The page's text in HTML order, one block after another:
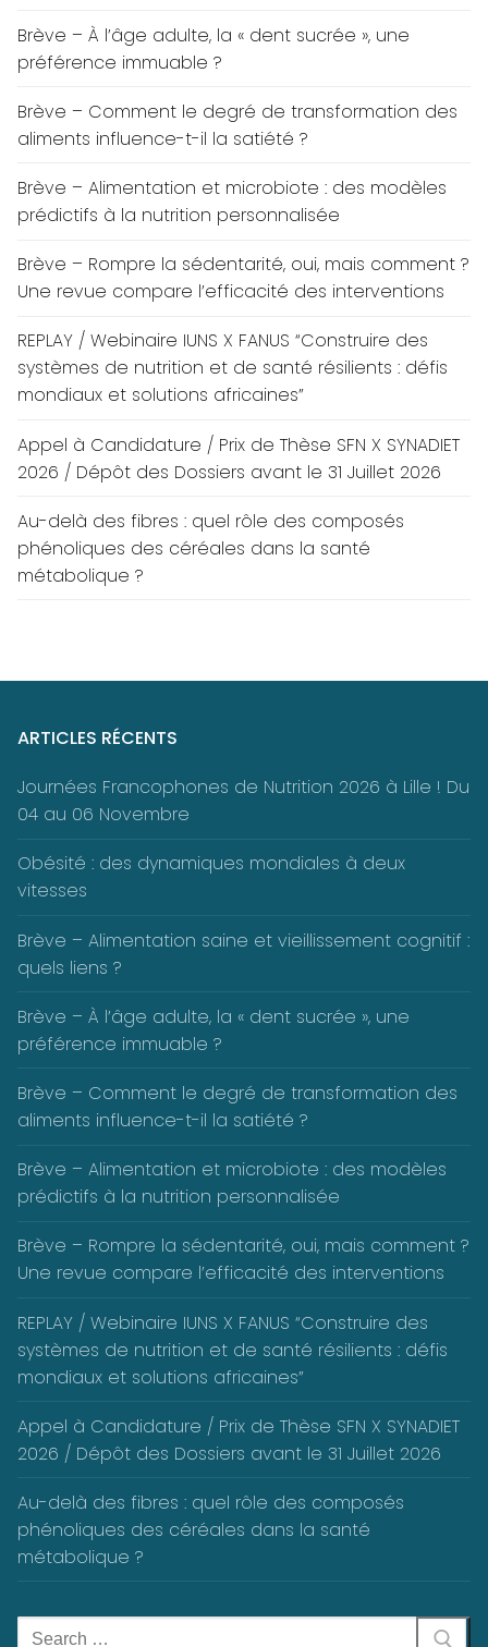
Brève – À l’âge adulte, la « dent sucrée », une
préférence immuable ?
Brève – Comment le degré de transformation des
aliments influence-t-il la satiété ?
Brève – Alimentation et microbiote : des modèles
prédictifs à la nutrition personnalisée
Brève – Rompre la sédentarité, oui, mais comment ?
Une revue compare l’efficacité des interventions
REPLAY / Webinaire IUNS X FANUS “Construire des
systèmes de nutrition et de santé résilients : défis
mondiaux et solutions africaines”
Appel à Candidature / Prix de Thèse SFN X SYNADIET
2026 / Dépôt des Dossiers avant le 31 Juillet 2026
Au-delà des fibres : quel rôle des composés
phénoliques des céréales dans la santé
métabolique ?
ARTICLES RÉCENTS
Journées Francophones de Nutrition 2026 à Lille ! Du
04 au 06 Novembre
Obésité : des dynamiques mondiales à deux
vitesses
Brève – Alimentation saine et vieillissement cognitif :
quels liens ?
Brève – À l’âge adulte, la « dent sucrée », une
préférence immuable ?
Brève – Comment le degré de transformation des
aliments influence-t-il la satiété ?
Brève – Alimentation et microbiote : des modèles
prédictifs à la nutrition personnalisée
Brève – Rompre la sédentarité, oui, mais comment ?
Une revue compare l’efficacité des interventions
REPLAY / Webinaire IUNS X FANUS “Construire des
systèmes de nutrition et de santé résilients : défis
mondiaux et solutions africaines”
Appel à Candidature / Prix de Thèse SFN X SYNADIET
2026 / Dépôt des Dossiers avant le 31 Juillet 2026
Au-delà des fibres : quel rôle des composés
phénoliques des céréales dans la santé
métabolique ?
Rechercher